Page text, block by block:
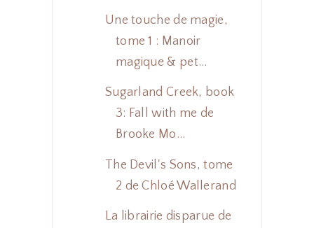
Une touche de magie,
tome 1 : Manoir
magique & pet...
Sugarland Creek, book
3: Fall with me de
Brooke Mo...
The Devil's Sons, tome
2 de Chloé Wallerand
La librairie disparue de